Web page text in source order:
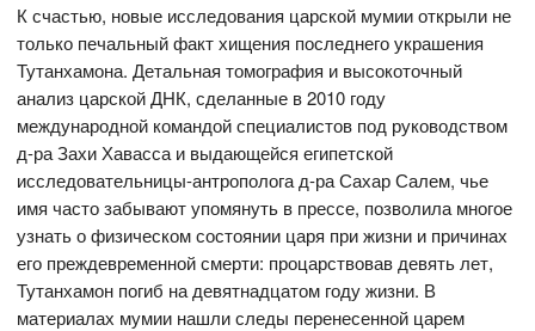
К счастью, новые исследования царской мумии открыли не
только печальный факт хищения последнего украшения
Тутанхамона. Детальная томография и высокоточный
анализ царской ДНК, сделанные в 2010 году
международной командой специалистов под руководством
д-ра Захи Хавасса и выдающейся египетской
исследовательницы-антрополога д-ра Сахар Салем, чье
имя часто забывают упомянуть в прессе, позволила многое
узнать о физическом состоянии царя при жизни и причинах
его преждевременной смерти: процарствовав девять лет,
Тутанхамон погиб на девятнадцатом году жизни. В
материалах мумии нашли следы перенесенной царем